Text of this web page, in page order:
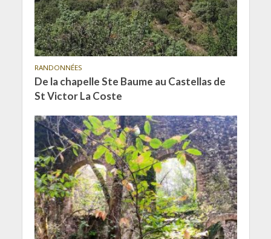
RANDONNÉES
De la chapelle Ste Baume au Castellas de
St Victor La Coste